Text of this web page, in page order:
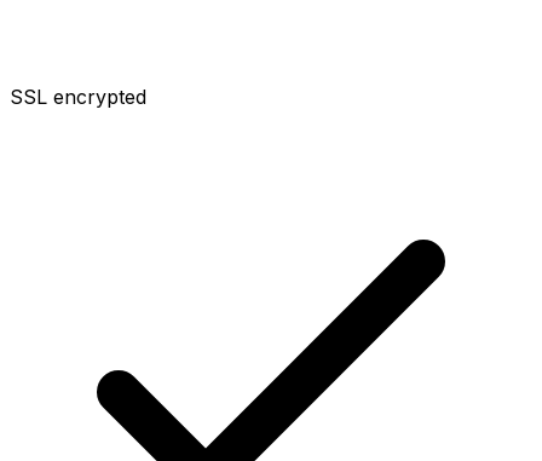
SSL encrypted